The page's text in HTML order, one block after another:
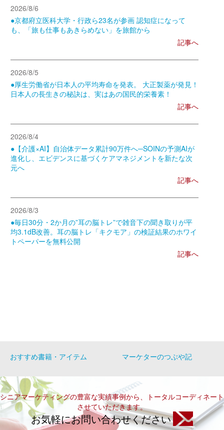
2026/8/6
●京都府立医科大学・行政ら23名が参画 認知症になって
も、「旅も仕事もあきらめない」を旅館から
記事へ
2026/8/5
●厚生労働省が日本人の平均寿命を発表。 大正製薬が発見！
日本人の長生きの秘訣は、実はあの国民的栄養素！
記事へ
2026/8/4
●【介護×AI】自治体データ累計90万件へ─SOINの予測AIが
進化し、エビデンスに基づくケアマネジメントを新たな次
元へ
記事へ
2026/8/3
●毎日30分・2か月の”耳の脳トレ”で雑音下の聞き取りが平
均3.1dB改善。耳の脳トレ「キクモア」の検証結果のホワイ
トペーパーを無料公開
記事へ
おすすめ書籍・アイテム マーケターのつぶや記
シニアマーケティングの豊富な実績事例から、トータルコーディネート
させていただきます。
お気軽にお問い合わせください